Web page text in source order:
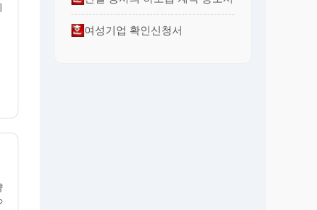
여성기업 확인신청서